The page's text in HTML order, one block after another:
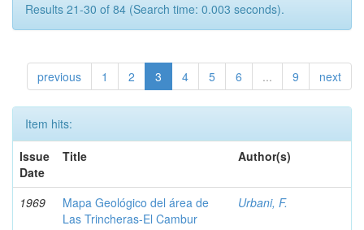
Results 21-30 of 84 (Search time: 0.003 seconds).
previous 1 2 3 4 5 6 ... 9 next
Item hits:
Issue
Date
Title Author(s)
1969
Mapa Geológico del área de
Las Trincheras-El Cambur
Urbani, F.